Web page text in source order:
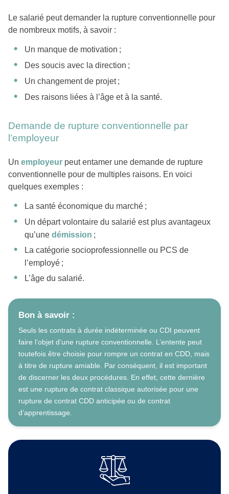
Le salarié peut demander la rupture conventionnelle pour
de nombreux motifs, à savoir :
Un manque de motivation ;
Des soucis avec la direction ;
Un changement de projet ;
Des raisons liées à l’âge et à la santé.
Demande de rupture conventionnelle par
l’employeur
Un employeur peut entamer une demande de rupture
conventionnelle pour de multiples raisons. En voici
quelques exemples :
La santé économique du marché ;
Un départ volontaire du salarié est plus avantageux
qu’une démission ;
La catégorie socioprofessionnelle ou PCS de
l’employé ;
L’âge du salarié.
Bon à savoir :
Seuls les contrats à durée indéterminée ou CDI peuvent
faire l’objet d’une rupture conventionnelle. L’entente peut
toutefois être choisie pour rompre un contrat en CDD, mais
à titre de rupture amiable. Par conséquent, il est important
de discerner les deux procédures. En effet, cette dernière
est une rupture de contrat classique autorisée pour une
rupture de contrat CDD anticipée ou de contrat
d’apprentissage.